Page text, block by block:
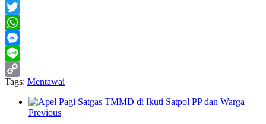
Facebook
Twitter
WhatsApp
Messenger
Line
Copy
Link
Tags: Mentawai
Previous